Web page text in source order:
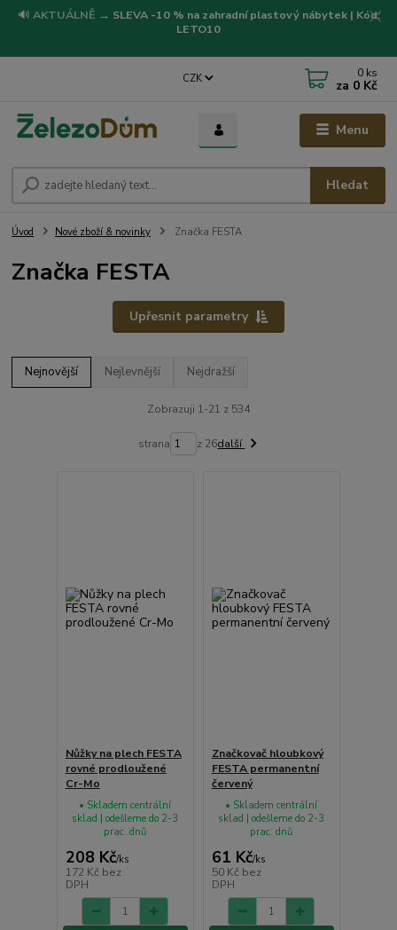
🔊 AKTUÁLNĚ → SLEVA -10 % na zahradní plastový nábytek | Kód:
LETO10
Menu
CZK
Hledat
0 ks
za 0 Kč
Úvod Nové zboží & novinky Značka FESTA
Značka FESTA
Upřesnit parametry
Nejnovější Nejlevnější Nejdražší
Zobrazuji 1-21 z 534
strana z 26další
Nůžky na plech FESTA
rovné prodloužené
Cr-Mo
208 Kč/ks
172 Kč bez
DPH
• Skladem centrální
sklad | odešleme do 2-3
prac. dnů
Značkovač hloubkový
FESTA permanentní
červený
61 Kč/ks
50 Kč bez
DPH
• Skladem centrální
sklad | odešleme do 2-3
prac. dnů